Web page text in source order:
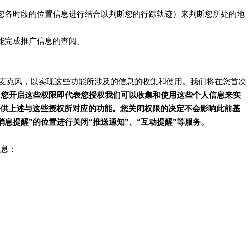
时段的位置信息进行结合以判断您的行踪轨迹）来判断您所处的地
成推广信息的查阅。
风，以实现这些功能所涉及的信息的收集和使用。我们将在您首次
开启这些权限即代表您授权我们可以收集和使用这些个人信息来实
上述与这些授权所对应的功能。您关闭权限的决定不会影响此前基
提醒”的位置进行关闭“推送通知”、“互动提醒”等服务。
：